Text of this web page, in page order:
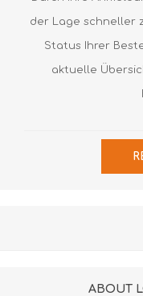
der Lage schneller
Status Ihrer
aktuelle
ABOUT